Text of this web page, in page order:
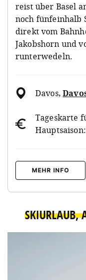
reist über Basel
noch fünfeinhalb
direkt vom
Jakobshorn und
runterwedeln.
Davos,
Tageskarte
MEHR INFO
SKIURLAUB,